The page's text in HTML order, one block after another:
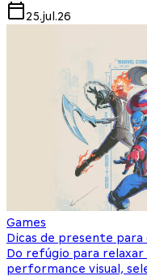
25.jul.26
Games
Dicas de presente para
Do refúgio para
performance visual,